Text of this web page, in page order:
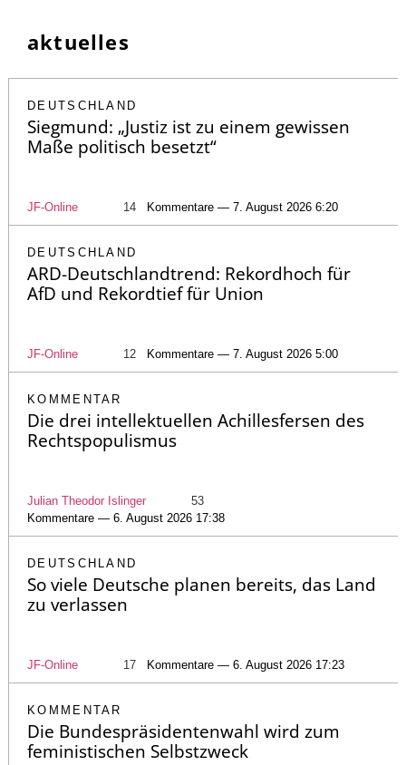
aktuelles
DEUTSCHLAND
Siegmund: „Justiz ist zu einem gewissen
Maße politisch besetzt“
JF-Online 14 Kommentare — 7. August 2026 6:20
DEUTSCHLAND
ARD-Deutschlandtrend: Rekordhoch für
AfD und Rekordtief für Union
JF-Online 12 Kommentare — 7. August 2026 5:00
KOMMENTAR
Die drei intellektuellen Achillesfersen des
Rechtspopulismus
Julian Theodor Islinger
53
Kommentare — 6. August 2026 17:38
DEUTSCHLAND
So viele Deutsche planen bereits, das Land
zu verlassen
JF-Online 17 Kommentare — 6. August 2026 17:23
KOMMENTAR
Die Bundespräsidentenwahl wird zum
feministischen Selbstzweck